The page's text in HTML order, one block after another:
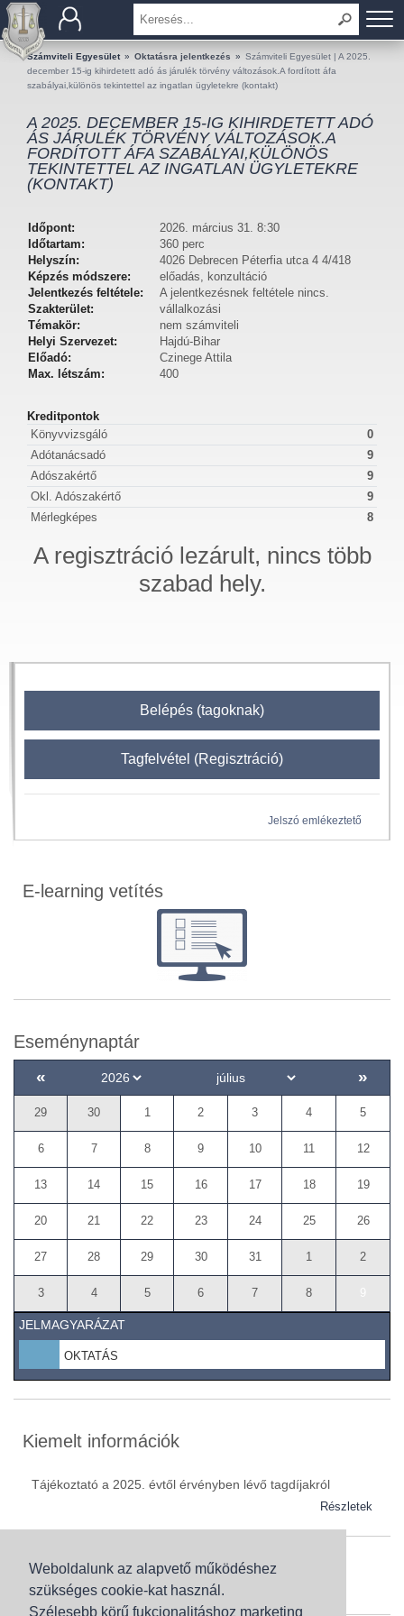
Weboldalunk az alapvető működéshez
szükséges cookie-kat használ.
Szélesebb körű fukcionalitáshoz marketing
BEMUTATKOZÁS
OKTATÁS
KÉRDÉSEK ÉS VÁLASZOK
TUDÁSTÁR
KIADVÁNYOK
KAPCSOLAT
Számviteli Egyesület » Oktatásra jelentkezés » Számviteli Egyesület | A 2025.
december 15-ig kihirdetett adó ás járulék törvény változások.A fordított áfa
szabályai,különös tekintettel az ingatlan ügyletekre (kontakt)
A 2025. DECEMBER 15-IG KIHIRDETETT ADÓ
ÁS JÁRULÉK TÖRVÉNY VÁLTOZÁSOK.A
FORDÍTOTT ÁFA SZABÁLYAI,KÜLÖNÖS
TEKINTETTEL AZ INGATLAN ÜGYLETEKRE
(KONTAKT)
Időpont:
2026. március 31. 8:30
Időtartam:
360 perc
Helyszín:
4026 Debrecen Péterfia utca 4 4/418
Képzés módszere:
előadás, konzultáció
Jelentkezés feltétele:
A jelentkezésnek feltétele nincs.
Szakterület:
vállalkozási
Témakör:
nem számviteli
Helyi Szervezet:
Hajdú-Bihar
Előadó:
Czinege Attila
Max. létszám:
400
Kreditpontok
Könyvvizsgáló
0
Adótanácsadó
9
Adószakértő
9
Okl. Adószakértő
9
Mérlegképes
8
A regisztráció lezárult, nincs több
szabad hely.
Belépés (tagoknak)
Tagfelvétel (Regisztráció)
Jelszó emlékeztető
E-learning vetítés
Eseménynaptár
« »
29 30 1 2 3 4 5
6 7 8 9 10 11 12
13 14 15 16 17 18 19
20 21 22 23 24 25 26
27 28 29 30 31 1 2
3 4 5 6 7 8
JELMAGYARÁZAT
OKTATÁS
Kiemelt információk
Tájékoztató a 2025. évtől érvényben lévő tagdíjakról
Részletek
Szaknévsor
Szaknévsorunk folyamatosan bővül.